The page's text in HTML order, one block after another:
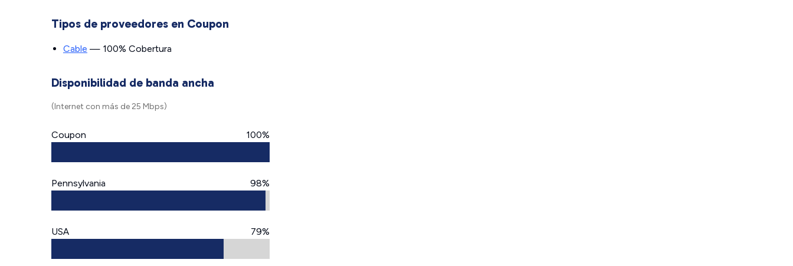
Tipos de proveedores en Coupon
Cable — 100% Cobertura
Disponibilidad de banda ancha
(Internet con más de 25 Mbps)
Coupon 100%
Pennsylvania 98%
USA 79%